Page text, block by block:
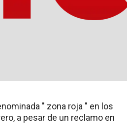
" zona roja " en los
a pesar de un reclamo en